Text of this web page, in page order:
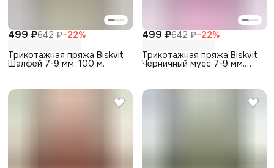
499 ₽642 ₽−22%
Трикотажная пряжа Biskvit
Шалфей 7-9 мм. 100 м.
499 ₽642 ₽−22%
Трикотажная пряжа Biskvit
Черничный мусс 7-9 мм.